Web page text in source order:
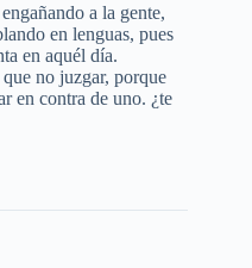
a la gente,
en lenguas, pues
en aquél día.
no juzgar, porque
en contra de uno. ¿te